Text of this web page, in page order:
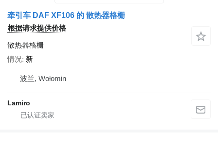
牵引车 DAF XF106 的 散热器格栅
根据请求提供价格
散热器格栅
情况 新
波兰, Wołomin
Lamiro